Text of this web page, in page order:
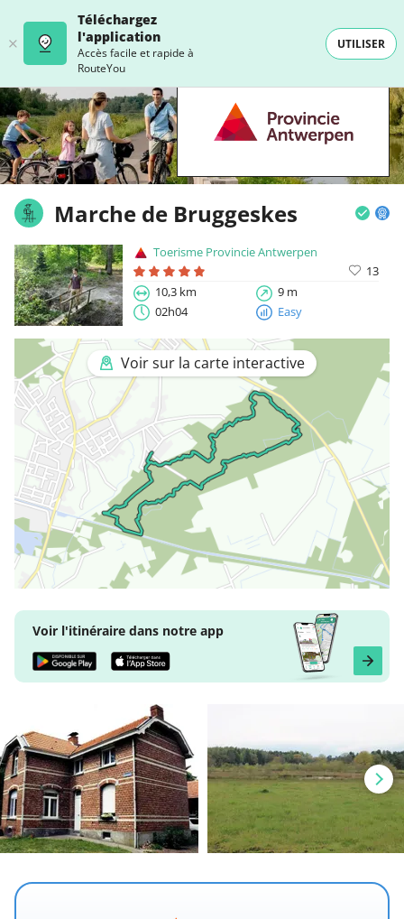
Téléchargez
l'application
Accès facile et rapide à
RouteYou
UTILISER
Marche de Bruggeskes
Toerisme Provincie Antwerpen
13
10,3 km
9 m
02h04
Easy
Voir sur la carte interactive
Voir l'itinéraire dans notre app